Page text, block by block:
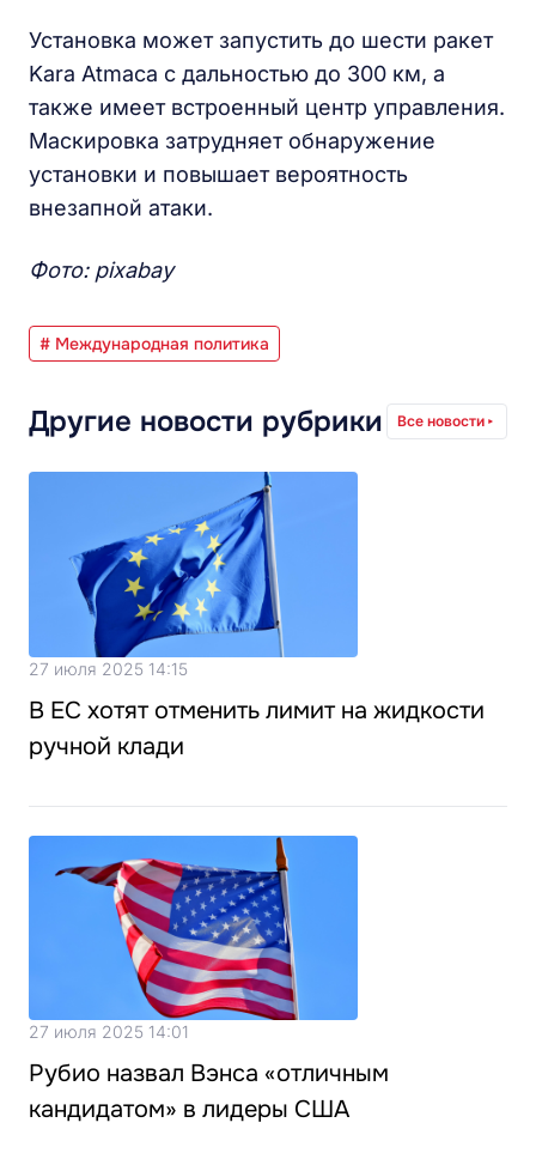
Установка может запустить до шести ракет
Kara Atmaca с дальностью до 300 км, а
также имеет встроенный центр управления.
Маскировка затрудняет обнаружение
установки и повышает вероятность
внезапной атаки.
Фото: pixabay
# Международная политика
Другие новости рубрики Все новости
27 июля 2025 14:15
В ЕС хотят отменить лимит на жидкости
ручной клади
27 июля 2025 14:01
Рубио назвал Вэнса «отличным
кандидатом» в лидеры США